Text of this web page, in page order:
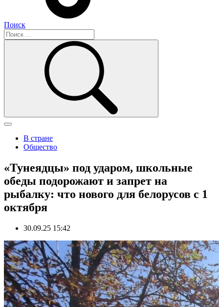
Поиск
В стране
Общество
«Тунеядцы» под ударом, школьные
обеды подорожают и запрет на
рыбалку: что нового для белорусов с 1
октября
30.09.25 15:42